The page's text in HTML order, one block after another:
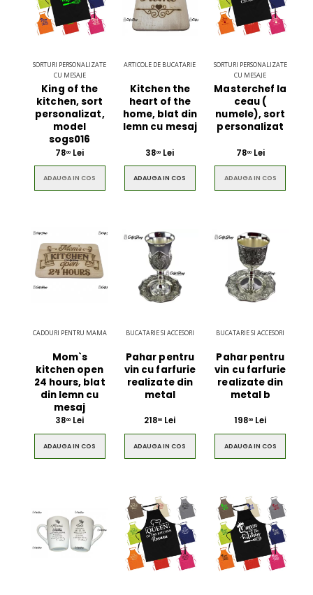
SORTURI PERSONALIZATE
CU MESAJE
King of the
kitchen, sort
personalizat,
model
sogs016
7800 Lei
ADAUGA IN COS
ARTICOLE DE BUCATARIE
Kitchen the
heart of the
home, blat din
lemn cu mesaj
3800 Lei
ADAUGA IN COS
SORTURI PERSONALIZATE
CU MESAJE
Masterchef la
ceau (
numele), sort
personalizat
7800Lei
ADAUGA IN COS
CADOURI PENTRU MAMA
Mom`s
kitchen open
24 hours, blat
din lemn cu
mesaj
3800 Lei
ADAUGA IN COS
BUCATARIE SI ACCESORI
Pahar pentru
vin cu farfurie
realizate din
metal
21800 Lei
ADAUGA IN COS
BUCATARIE SI ACCESORI
Pahar pentru
vin cu farfurie
realizate din
metal b
19800 Lei
ADAUGA IN COS